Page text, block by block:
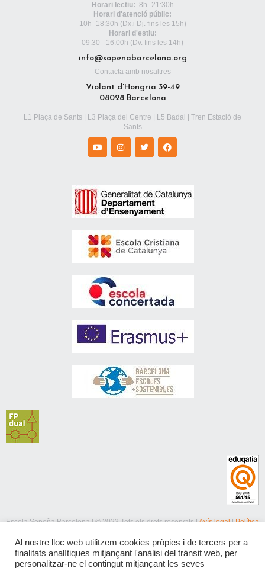
Horari lectiu: 8h -21:30h
Horari d'atenció públic:
10h -18:30h (Dx.i Dj. fins les 15h)
Horari d'estiu:
09:30 - 16:00h (Dv. fins les 14h)
info@sopenabarcelona.org
Contacta amb nosaltres
Violant d'Hongria 39-49
08028 Barcelona
L1 Plaça de Sants | L3 Plaça del Centre | L5 Badal | Tren Estació de
Sants
Escola Sopeña Barcelona | © 2023 Tots els drets reservats |Avís legal|Política
Al nostre lloc web utilitzem cookies pròpies i de tercers per a
finalitats analítiques mitjançant l'anàlisi del trànsit web, per
personalitzar-ne el contingut mitjançant les seves